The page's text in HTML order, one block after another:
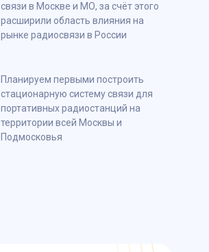
связи в Москве и МО, за счёт этого
расширили область влияния на
рынке радиосвязи в России
Планируем первыми построить
стационарную систему связи для
портативных радиостанций на
территории всей Москвы и
Подмосковья